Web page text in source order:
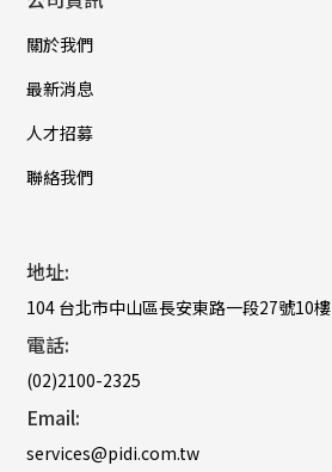
關於我們
最新消息
人才招募
聯絡我們
地址:
104 台北市中山區長安東路一段27號10樓
電話:
(02)2100-2325
Email:
services@pidi.com.tw